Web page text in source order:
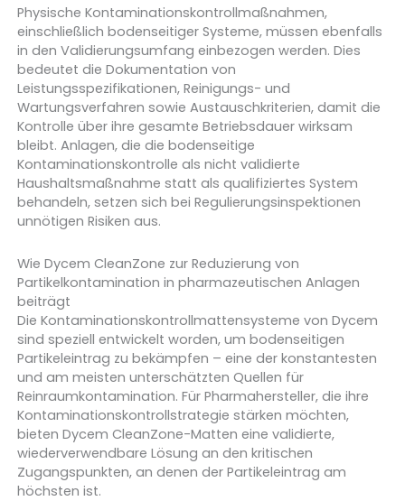
Physische Kontaminationskontrollmaßnahmen,
einschließlich bodenseitiger Systeme, müssen ebenfalls
in den Validierungsumfang einbezogen werden. Dies
bedeutet die Dokumentation von
Leistungsspezifikationen, Reinigungs- und
Wartungsverfahren sowie Austauschkriterien, damit die
Kontrolle über ihre gesamte Betriebsdauer wirksam
bleibt. Anlagen, die die bodenseitige
Kontaminationskontrolle als nicht validierte
Haushaltsmaßnahme statt als qualifiziertes System
behandeln, setzen sich bei Regulierungsinspektionen
unnötigen Risiken aus.
Wie Dycem CleanZone zur Reduzierung von
Partikelkontamination in pharmazeutischen Anlagen
beiträgt
Die Kontaminationskontrollmattensysteme von Dycem
sind speziell entwickelt worden, um bodenseitigen
Partikeleintrag zu bekämpfen – eine der konstantesten
und am meisten unterschätzten Quellen für
Reinraumkontamination. Für Pharmahersteller, die ihre
Kontaminationskontrollstrategie stärken möchten,
bieten Dycem CleanZone-Matten eine validierte,
wiederverwendbare Lösung an den kritischen
Zugangspunkten, an denen der Partikeleintrag am
höchsten ist.